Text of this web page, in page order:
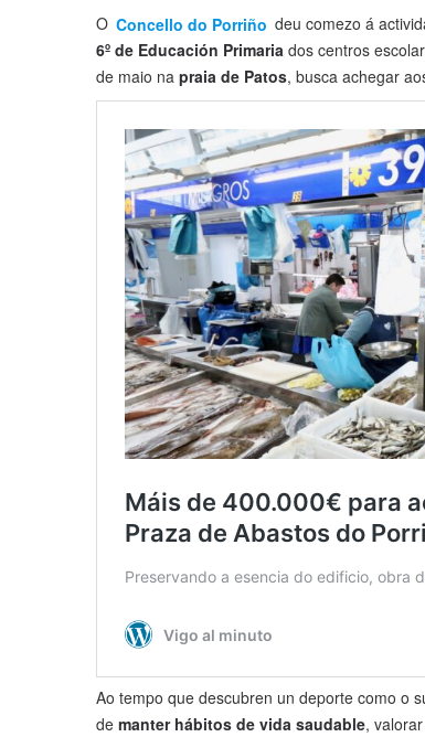
O Concello do Porriño deu comezo á
6º de Educación Primaria dos centros
de maio na praia de Patos, busca achegar
Ao tempo que descubren un deporte como o
de manter hábitos de vida saudable,